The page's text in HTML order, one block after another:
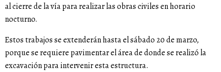
al cierre de la vía para realizar las obras civiles en horario
nocturno.
Estos trabajos se extenderán hasta el sábado 20 de marzo,
porque se requiere pavimentar el área de donde se realizó la
excavación para intervenir esta estructura.